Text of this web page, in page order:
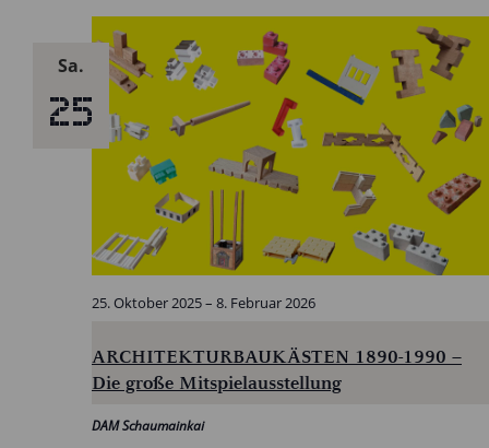
Sa.
25
ARCHITEKTURBAUKÄSTEN 1890-1990 –
Die große Mitspielausstellung
25. Oktober 2025– 8. Februar 2026
DAM Schaumainkai